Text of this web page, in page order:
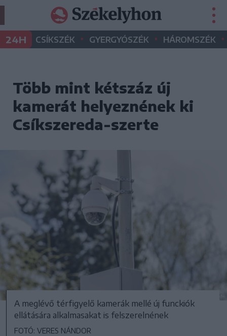
24H CSÍKSZÉK • GYERGYÓSZÉK • HÁROMSZÉK •
Több mint kétszáz új
kamerát helyeznének ki
Csíkszereda-szerte
A meglévő térfigyelő kamerák mellé új funckiók
ellátására alkalmasakat is felszerelnének
FOTÓ: VERES NÁNDOR